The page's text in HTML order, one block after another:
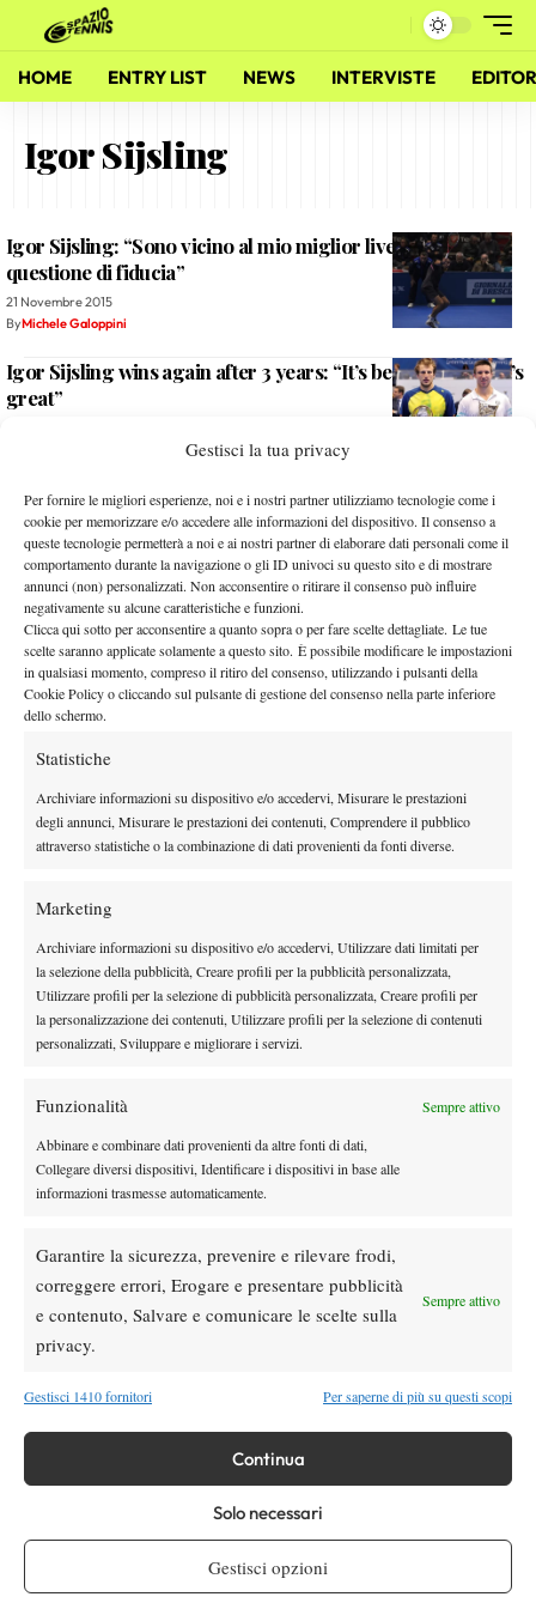
Gestisci la tua privacy
Per fornire le migliori esperienze, noi e i nostri partner utilizziamo tecnologie come i
cookie per memorizzare e/o accedere alle informazioni del dispositivo. Il consenso a
queste tecnologie permetterà a noi e ai nostri partner di elaborare dati personali come il
comportamento durante la navigazione o gli ID univoci su questo sito e di mostrare
annunci (non) personalizzati. Non acconsentire o ritirare il consenso può influire
negativamente su alcune caratteristiche e funzioni.
Clicca qui sotto per acconsentire a quanto sopra o per fare scelte dettagliate. Le tue
scelte saranno applicate solamente a questo sito. È possibile modificare le impostazioni
in qualsiasi momento, compreso il ritiro del consenso, utilizzando i pulsanti della
Cookie Policy o cliccando sul pulsante di gestione del consenso nella parte inferiore
dello schermo.
Statistiche
Archiviare informazioni su dispositivo e/o accedervi, Misurare le prestazioni
degli annunci, Misurare le prestazioni dei contenuti, Comprendere il pubblico
attraverso statistiche o la combinazione di dati provenienti da fonti diverse.
Marketing
Archiviare informazioni su dispositivo e/o accedervi, Utilizzare dati limitati per
la selezione della pubblicità, Creare profili per la pubblicità personalizzata,
Utilizzare profili per la selezione di pubblicità personalizzata, Creare profili per
la personalizzazione dei contenuti, Utilizzare profili per la selezione di contenuti
personalizzati, Sviluppare e migliorare i servizi.
Funzionalità Sempre attivo
Abbinare e combinare dati provenienti da altre fonti di dati,
Collegare diversi dispositivi, Identificare i dispositivi in base alle
informazioni trasmesse automaticamente.
Garantire la sicurezza, prevenire e rilevare frodi,
correggere errori, Erogare e presentare pubblicità
e contenuto, Salvare e comunicare le scelte sulla
privacy.
Sempre attivo
Gestisci 1410 fornitori Per saperne di più su questi scopi
Continua
Solo necessari
Gestisci opzioni
HOME ENTRY LIST NEWS INTERVISTE
Igor Sijsling
Igor Sijsling: “Sono vicino al mio miglior livello, è tutta
questione di fiducia”
21 Novembre 2015
ByMichele Galoppini
Igor Sijsling wins again after 3 years: “It’s been long, but it’s
great”
Diario da Brescia: Basic a sorpresa e Vanni fuori di misura
20 Novembre 2015
Michele Galoppini
Dudi Sela: “Jaziri? Siamo amici, giocheremo contro presto”
19 Novembre 2015
L. Fiorino
Facebook
Instagram
Testata giornalisticaSpazio Tennisregistrata Aut-Trib Milano n°
10268 del 15/09/2025
HOME
ENTRY LIST
WTA